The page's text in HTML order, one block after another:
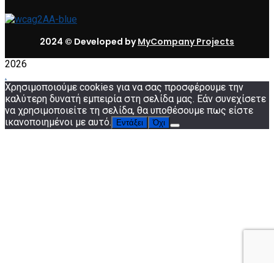
2024 © Developed byMyCompany Projects
2026
.
Χρησιμοποιούμε cookies για να σας προσφέρουμε την
καλύτερη δυνατή εμπειρία στη σελίδα μας. Εάν συνεχίσετε
να χρησιμοποιείτε τη σελίδα, θα υποθέσουμε πως είστε
ικανοποιημένοι με αυτό.
Εντάξει Όχι